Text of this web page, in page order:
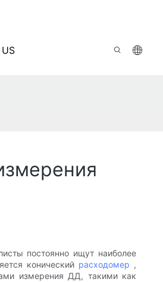
постоянно ищут наиболее
конический расходомер ,
измерения ДД, такими как